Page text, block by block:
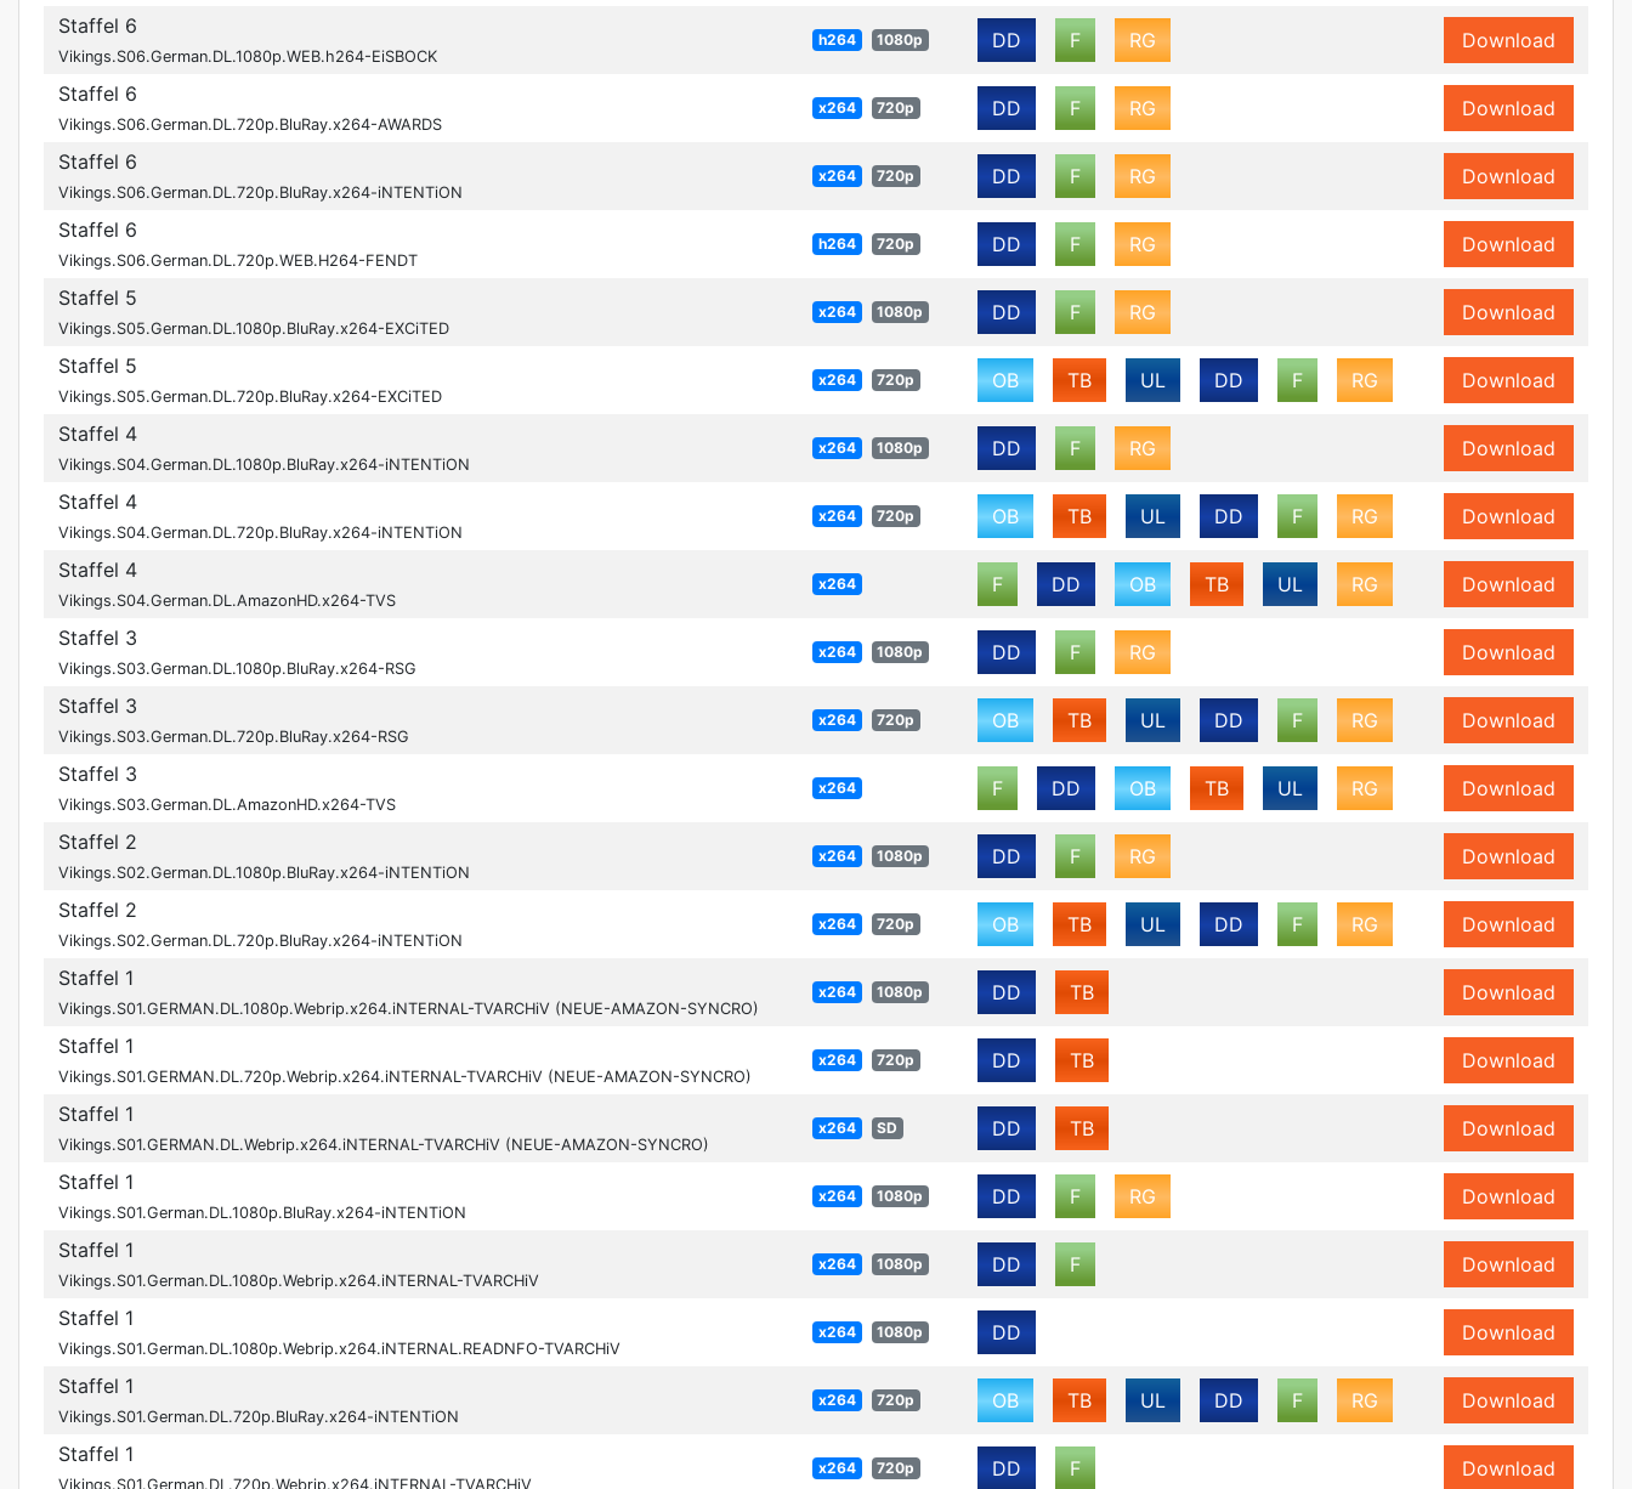
Staffel 6
Vikings.S06.German.DL.1080p.WEB.h264-EiSBOCK
h264 1080p DD F RG Download
Staffel 6
Vikings.S06.German.DL.720p.BluRay.x264-AWARDS
x264 720p DD F RG Download
Staffel 6
Vikings.S06.German.DL.720p.BluRay.x264-iNTENTiON
x264 720p DD F RG Download
Staffel 6
Vikings.S06.German.DL.720p.WEB.H264-FENDT
h264 720p DD F RG Download
Staffel 5
Vikings.S05.German.DL.1080p.BluRay.x264-EXCiTED
x264 1080p DD F RG Download
Staffel 5
Vikings.S05.German.DL.720p.BluRay.x264-EXCiTED
x264 720p OB TB UL DD F RG Download
Staffel 4
Vikings.S04.German.DL.1080p.BluRay.x264-iNTENTiON
x264 1080p DD F RG Download
Staffel 4
Vikings.S04.German.DL.720p.BluRay.x264-iNTENTiON
x264 720p OB TB UL DD F RG Download
Staffel 4
Vikings.S04.German.DL.AmazonHD.x264-TVS
x264 F DD OB TB UL RG Download
Staffel 3
Vikings.S03.German.DL.1080p.BluRay.x264-RSG
x264 1080p DD F RG Download
Staffel 3
Vikings.S03.German.DL.720p.BluRay.x264-RSG
x264 720p OB TB UL DD F RG Download
Staffel 3
Vikings.S03.German.DL.AmazonHD.x264-TVS
x264 F DD OB TB UL RG Download
Staffel 2
Vikings.S02.German.DL.1080p.BluRay.x264-iNTENTiON
x264 1080p DD F RG Download
Staffel 2
Vikings.S02.German.DL.720p.BluRay.x264-iNTENTiON
x264 720p OB TB UL DD F RG Download
Staffel 1
Vikings.S01.GERMAN.DL.1080p.Webrip.x264.iNTERNAL-TVARCHiV (NEUE-AMAZON-SYNCRO)
x264 1080p DD TB Download
Staffel 1
Vikings.S01.GERMAN.DL.720p.Webrip.x264.iNTERNAL-TVARCHiV (NEUE-AMAZON-SYNCRO)
x264 720p DD TB Download
Staffel 1
Vikings.S01.GERMAN.DL.Webrip.x264.iNTERNAL-TVARCHiV (NEUE-AMAZON-SYNCRO)
x264 SD DD TB Download
Staffel 1
Vikings.S01.German.DL.1080p.BluRay.x264-iNTENTiON
x264 1080p DD F RG Download
Staffel 1
Vikings.S01.German.DL.1080p.Webrip.x264.iNTERNAL-TVARCHiV
x264 1080p DD F Download
Staffel 1
Vikings.S01.German.DL.1080p.Webrip.x264.iNTERNAL.READNFO-TVARCHiV
x264 1080p DD Download
Staffel 1
Vikings.S01.German.DL.720p.BluRay.x264-iNTENTiON
x264 720p OB TB UL DD F RG Download
Staffel 1
Vikings.S01.German.DL.720p.Webrip.x264.iNTERNAL-TVARCHiV
x264 720p DD F Download